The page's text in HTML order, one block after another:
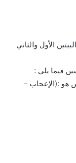
الأول والثاني
هو :(الإعجاب –